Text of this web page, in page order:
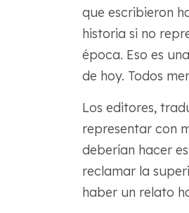
que escribieron
historia si no
época. Eso es
de hoy. Todos
Los editores,
representar con
deberían hacer
reclamar la
haber un relato